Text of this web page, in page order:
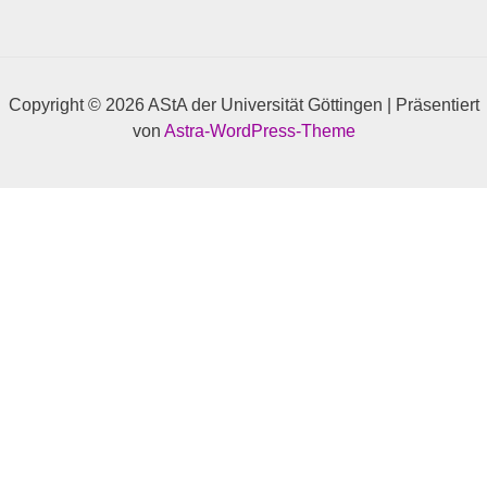
Copyright © 2026 AStA der Universität Göttingen | Präsentiert
von Astra-WordPress-Theme